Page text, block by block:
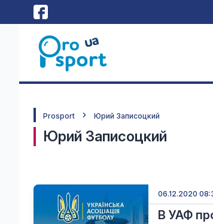
Prosport Юрий Записоцкий
Юрий Записоцкий
06.12.2020
В УАФ